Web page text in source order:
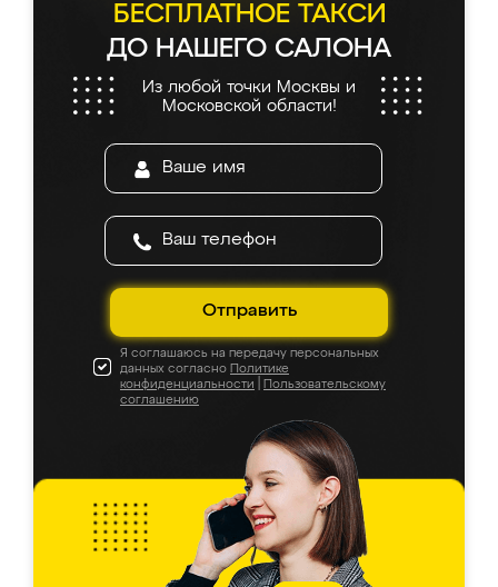
БЕСПЛАТНОЕ ТАКСИ
ДО НАШЕГО САЛОНА
Из любой точки Москвы и
Московской области!
Отправить
Я соглашаюсь на передачу персональных
данных согласно Политике
конфиденциальности
Пользовательскому
соглашению